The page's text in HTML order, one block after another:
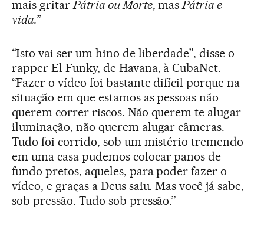
mais gritar Pátria ou Morte, mas Pátria e
vida.”
“Isto vai ser um hino de liberdade”, disse o
rapper El Funky, de Havana, à CubaNet.
“Fazer o vídeo foi bastante difícil porque na
situação em que estamos as pessoas não
querem correr riscos. Não querem te alugar
iluminação, não querem alugar câmeras.
Tudo foi corrido, sob um mistério tremendo
em uma casa pudemos colocar panos de
fundo pretos, aqueles, para poder fazer o
vídeo, e graças a Deus saiu. Mas você já sabe,
sob pressão. Tudo sob pressão.”